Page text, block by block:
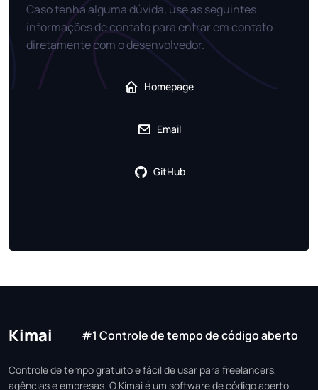
Caso tenha alguma dúvida, use as seguintes
informações de contato para entrar em contato
diretamente com o desenvolvedor.
Homepage
Email
GitHub
Kimai #1 Controle de tempo de código aberto
Controle de tempo gratuito e fácil de usar para freelancers,
agências e empresas. O Kimai é um software de código aberto